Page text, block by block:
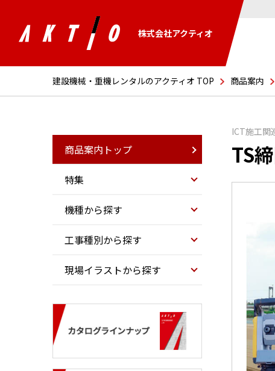
株式会社アクティオ
建設機械・重機レンタルのアクティオ TOP 商品案内
ICT施工関
TS
商品案内トップ
特集
機種から探す
工事種別から探す
現場イラストから探す